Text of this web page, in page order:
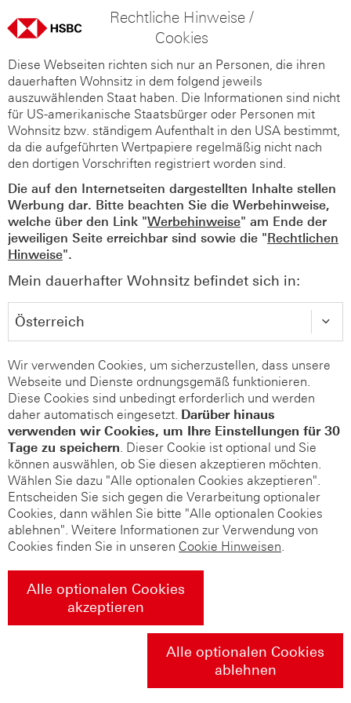
Rechtliche Hinweise /
Cookies
Diese Webseiten richten sich nur an Personen, die ihren
dauerhaften Wohnsitz in dem folgend jeweils
auszuwählenden Staat haben. Die Informationen sind nicht
für US-amerikanische Staatsbürger oder Personen mit
Wohnsitz bzw. ständigem Aufenthalt in den USA bestimmt,
da die aufgeführten Wertpapiere regelmäßig nicht nach
den dortigen Vorschriften registriert worden sind.
Die auf den Internetseiten dargestellten Inhalte stellen
Werbung dar. Bitte beachten Sie die Werbehinweise,
welche über den Link "Werbehinweise" am Ende der
jeweiligen Seite erreichbar sind sowie die "Rechtlichen
Hinweise".
Mein dauerhafter Wohnsitz befindet sich in:
Wir verwenden Cookies, um sicherzustellen, dass unsere
Webseite und Dienste ordnungsgemäß funktionieren.
Diese Cookies sind unbedingt erforderlich und werden
daher automatisch eingesetzt. Darüber hinaus
verwenden wir Cookies, um Ihre Einstellungen für 30
Tage zu speichern. Dieser Cookie ist optional und Sie
können auswählen, ob Sie diesen akzeptieren möchten.
Wählen Sie dazu "Alle optionalen Cookies akzeptieren".
Entscheiden Sie sich gegen die Verarbeitung optionaler
Cookies, dann wählen Sie bitte "Alle optionalen Cookies
ablehnen". Weitere Informationen zur Verwendung von
Cookies finden Sie in unseren Cookie Hinweisen.
Alle optionalen Cookies
akzeptieren
Alle optionalen Cookies
ablehnen